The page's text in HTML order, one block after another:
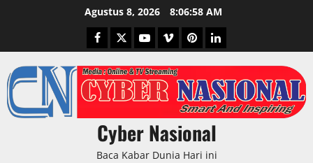
Agustus 8, 2026 8:06:59 AM
Facebook
TwitterYoutubeVimeoPinterestLinkedIn
Cyber Nasional
Baca Kabar Dunia Hari ini